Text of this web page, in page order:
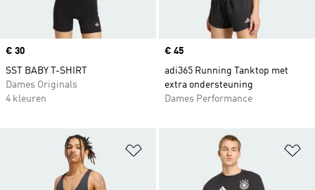
Price
€ 30
SST BABY T-SHIRT
Dames Originals
4 kleuren
Price
€ 45
adi365 Running Tanktop met
extra ondersteuning
Dames Performance
Op verlanglijst zetten